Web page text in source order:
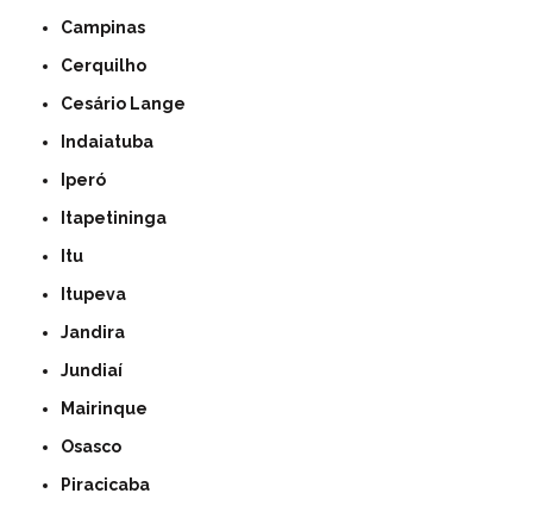
Campinas
Cerquilho
Cesário Lange
Indaiatuba
Iperó
Itapetininga
Itu
Itupeva
Jandira
Jundiaí
Mairinque
Osasco
Piracicaba